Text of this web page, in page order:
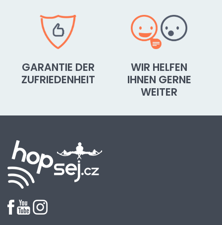
GARANTIE DER
ZUFRIEDENHEIT
WIR HELFEN
IHNEN GERNE
WEITER